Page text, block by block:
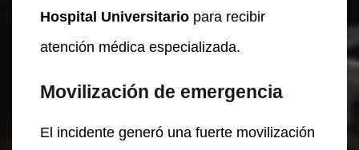
Hospital Universitario para recibir
atención médica especializada.
Movilización de emergencia
El incidente generó una fuerte movilización